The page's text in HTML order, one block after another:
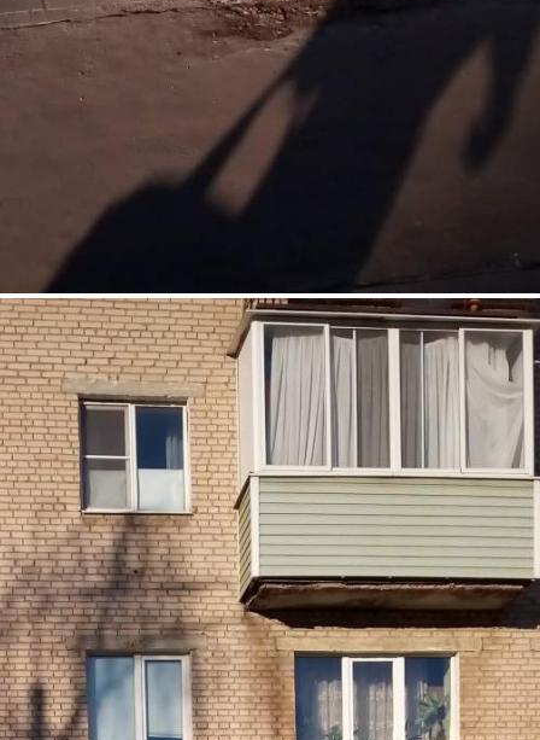
Аренда
99485 - Г. СЕРПУХОВ,
ВОРОШИЛОВА УЛИЦА,
Д.127
Москва / Московская обл
Получить контакты Посмотреть на карте
Сдается стрит-ритейл площадью 40 м2, в прямую аренду, на
срок до года с предоплатой за 1 месяц. Минимальный срок
аренды 11 мес. Помещение располагается в 4-этажном здании,
в 82 км. от МКАД. Помещение располагается на 1 этаже
здания. Возможное назначение помещения - торговая
площадь.[#4013368#]
701 (+)
Навигация